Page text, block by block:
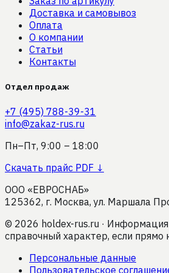
Доставка и самовывоз
Оплата
О компании
Статьи
Контакты
Отдел продаж
+7 (495) 788-39-31
info@zakaz-rus.ru
Пн–Пт, 9:00 – 18:00
Скачать прайс PDF ↓
ООО «ЕВРОСНАБ»
125362, г. Москва, ул. Маршала
© 2026 holdex-rus.ru ·
справочный характер, если прямо
Персональные данные
Пользовательское